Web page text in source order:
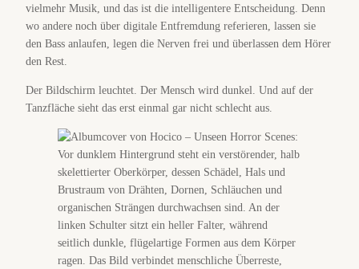
vielmehr Musik, und das ist die intelligentere Entscheidung. Denn
wo andere noch über digitale Entfremdung referieren, lassen sie
den Bass anlaufen, legen die Nerven frei und überlassen dem Hörer
den Rest.
Der Bildschirm leuchtet. Der Mensch wird dunkel. Und auf der
Tanzfläche sieht das erst einmal gar nicht schlecht aus.